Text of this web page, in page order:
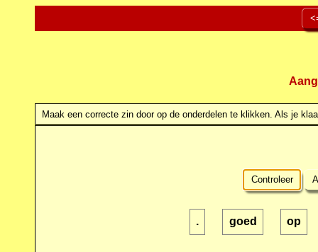
Maak een correcte zin door op de onderdelen te klikken. Als je
Controleer
. goed op